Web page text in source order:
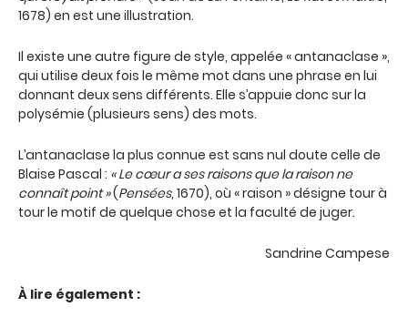
1678) en est une illustration.
Il existe une autre figure de style, appelée « antanaclase »,
qui utilise deux fois le même mot dans une phrase en lui
donnant deux sens différents. Elle s’appuie donc sur la
polysémie (plusieurs sens) des mots.
L’antanaclase la plus connue est sans nul doute celle de
Blaise Pascal : « Le cœur a ses raisons que la raison ne
connaît point »(Pensées, 1670), où « raison » désigne tour à
tour le motif de quelque chose et la faculté de juger.
Sandrine Campese
À lire également :